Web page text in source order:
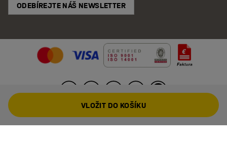
ODEBÍREJTE NÁŠ NEWSLETTER
VLOŽIT DO KOŠÍKU